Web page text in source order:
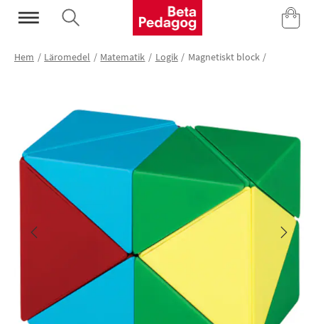
Mina Sidor
Hem Läromedel Matematik Logik Magnetiskt block